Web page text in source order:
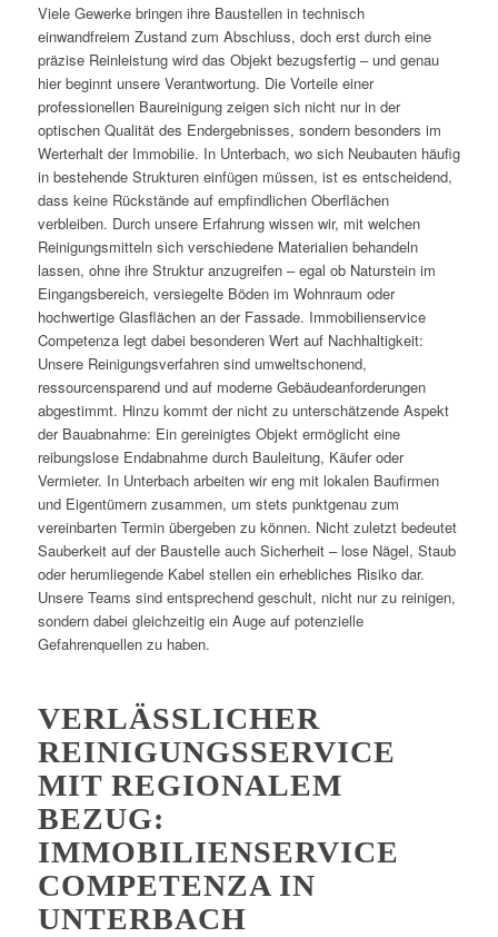
Viele Gewerke bringen ihre Baustellen in technisch
einwandfreiem Zustand zum Abschluss, doch erst durch eine
präzise Reinleistung wird das Objekt bezugsfertig – und genau
hier beginnt unsere Verantwortung. Die Vorteile einer
professionellen Baureinigung zeigen sich nicht nur in der
optischen Qualität des Endergebnisses, sondern besonders im
Werterhalt der Immobilie. In Unterbach, wo sich Neubauten häufig
in bestehende Strukturen einfügen müssen, ist es entscheidend,
dass keine Rückstände auf empfindlichen Oberflächen
verbleiben. Durch unsere Erfahrung wissen wir, mit welchen
Reinigungsmitteln sich verschiedene Materialien behandeln
lassen, ohne ihre Struktur anzugreifen – egal ob Naturstein im
Eingangsbereich, versiegelte Böden im Wohnraum oder
hochwertige Glasflächen an der Fassade. Immobilienservice
Competenza legt dabei besonderen Wert auf Nachhaltigkeit:
Unsere Reinigungsverfahren sind umweltschonend,
ressourcensparend und auf moderne Gebäudeanforderungen
abgestimmt. Hinzu kommt der nicht zu unterschätzende Aspekt
der Bauabnahme: Ein gereinigtes Objekt ermöglicht eine
reibungslose Endabnahme durch Bauleitung, Käufer oder
Vermieter. In Unterbach arbeiten wir eng mit lokalen Baufirmen
und Eigentümern zusammen, um stets punktgenau zum
vereinbarten Termin übergeben zu können. Nicht zuletzt bedeutet
Sauberkeit auf der Baustelle auch Sicherheit – lose Nägel, Staub
oder herumliegende Kabel stellen ein erhebliches Risiko dar.
Unsere Teams sind entsprechend geschult, nicht nur zu reinigen,
sondern dabei gleichzeitig ein Auge auf potenzielle
Gefahrenquellen zu haben.
VERLÄSSLICHER
REINIGUNGSSERVICE
MIT REGIONALEM
BEZUG:
IMMOBILIENSERVICE
COMPETENZA IN
UNTERBACH